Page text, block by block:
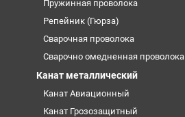
Пружинная проволока
Репейник (Гюрза)
Сварочная проволока
Сварочно омедненная проволока
Канат металлический
Канат Авиационный
Канат Грозозащитный